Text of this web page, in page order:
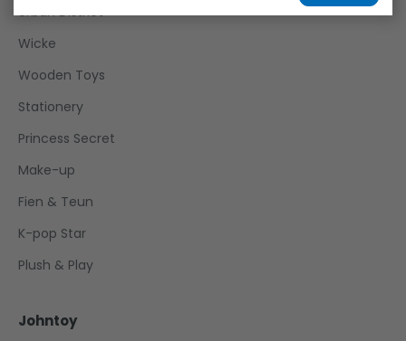
Urban District
Wicke
Wooden Toys
Stationery
Princess Secret
Make-up
Fien & Teun
K-pop Star
Plush & Play
Johntoy